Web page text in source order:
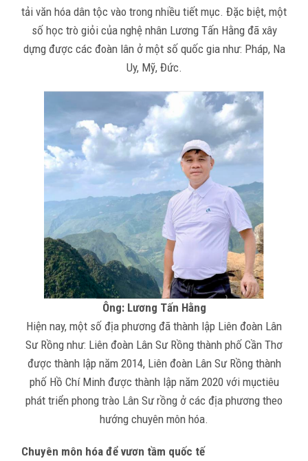
tải văn hóa dân tộc vào trong nhiều tiết mục. Đặc biệt, một
số học trò giỏi của nghệ nhân Lương Tấn Hằng đã xây
dựng được các đoàn lân ở một số quốc gia như: Pháp, Na
Uy, Mỹ, Đức.
Ông: Lương Tấn Hằng
Hiện nay, một số địa phương đã thành lập Liên đoàn Lân
Sư Rồng như: Liên đoàn Lân Sư Rồng thành phố Cần Thơ
được thành lập năm 2014, Liên đoàn Lân Sư Rồng thành
phố Hồ Chí Minh được thành lập năm 2020 với mụctiêu
phát triển phong trào Lân Sư rồng ở các địa phương theo
hướng chuyên môn hóa.
Chuyên môn hóa để vươn tầm quốc tế